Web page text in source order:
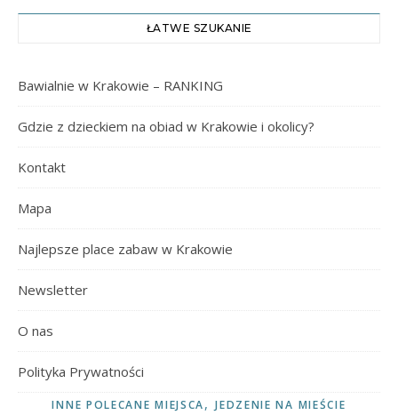
ŁATWE SZUKANIE
Bawialnie w Krakowie – RANKING
Gdzie z dzieckiem na obiad w Krakowie i okolicy?
Kontakt
Mapa
Najlepsze place zabaw w Krakowie
Newsletter
O nas
Polityka Prywatności
INNE POLECANE MIEJSCA,JEDZENIE NA MIEŚCIE